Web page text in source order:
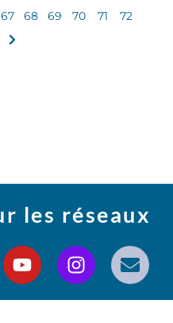
67 68 69 70 71
72
les réseaux